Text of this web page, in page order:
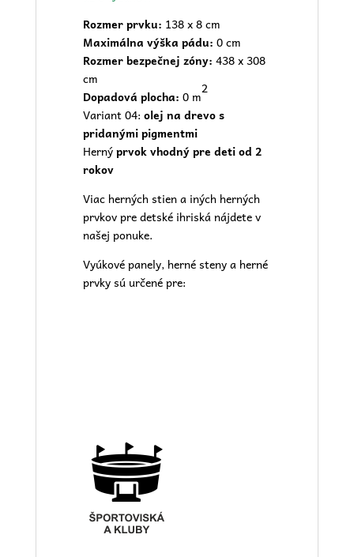
Rozmer prvku: 138 x 8 cm
Maximálna výška pádu: 0 cm
Rozmer bezpečnej zóny: 438 x 308
cm
Dopadová plocha: 0 m
2
Variant 04:olej na drevo s
pridanými pigmentmi
Hernýprvok vhodný pre deti od 2
rokov
Viac herných stien a iných herných
prvkov predetské ihriská nájdete v
našejponuke.
Vyúkové panely, herné steny a herné
prvky sú určené pre: